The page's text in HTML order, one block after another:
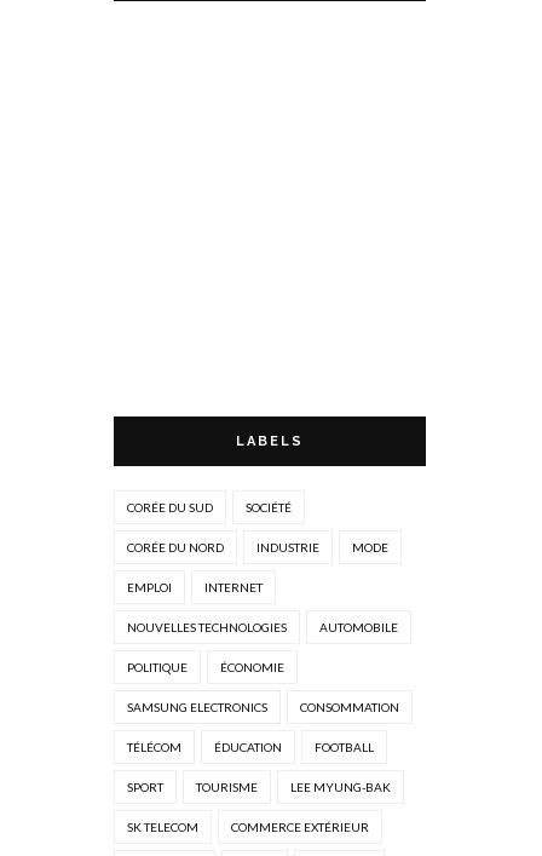
LABELS
CORÉE DU SUD SOCIÉTÉ
CORÉE DU NORD INDUSTRIE MODE
EMPLOI INTERNET
NOUVELLES TECHNOLOGIES AUTOMOBILE
POLITIQUE ÉCONOMIE
SAMSUNG ELECTRONICS CONSOMMATION
TÉLÉCOM ÉDUCATION FOOTBALL
SPORT TOURISME LEE MYUNG-BAK
SK TELECOM COMMERCE EXTÉRIEUR